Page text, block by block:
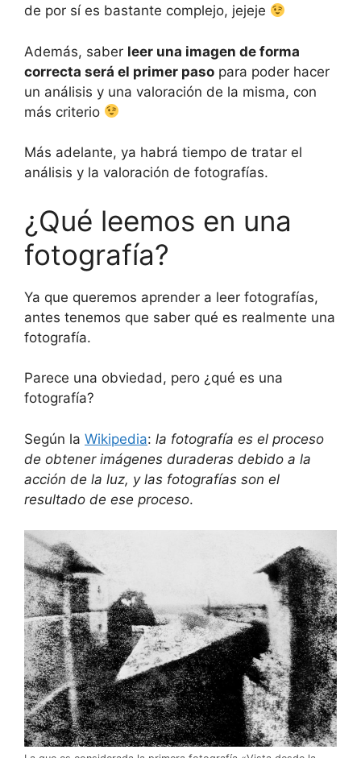
de por sí es bastante complejo, jejeje
Además, saber leer una imagen de forma
correcta será el primer paso para poder hacer
un análisis y una valoración de la misma, con
más criterio
Más adelante, ya habrá tiempo de tratar el
análisis y la valoración de fotografías.
¿Qué leemos en una
fotografía?
Ya que queremos aprender a leer fotografías,
antes tenemos que saber qué es realmente una
fotografía.
Parece una obviedad, pero ¿qué es una
fotografía?
Según la Wikipedia: la fotografía es el proceso
de obtener imágenes duraderas debido a la
acción de la luz, y las fotografías son el
resultado de ese proceso.